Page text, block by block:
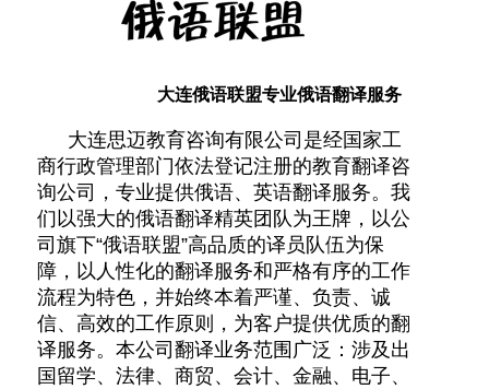
大连俄语联盟专业俄语翻译服务
大连思迈教育咨询有限公司 是经国家工
商行政管理部门依法登记注册的教育翻译咨
询公司，专业提供俄语、英语翻译服务。我
们以强大的俄语翻译精英团队为王牌，以公
司旗下“俄语联盟”高品质的译员队伍为保
障，以人性化的翻译服务和严格有序的工作
流程为特色，并始终本着严谨、负责、诚
信、高效的工作原则，为客户提供优质的翻
译服务。本公司翻译业务范围 广泛： 涉及出
国留学、法律、商贸、会计、金融、电子、